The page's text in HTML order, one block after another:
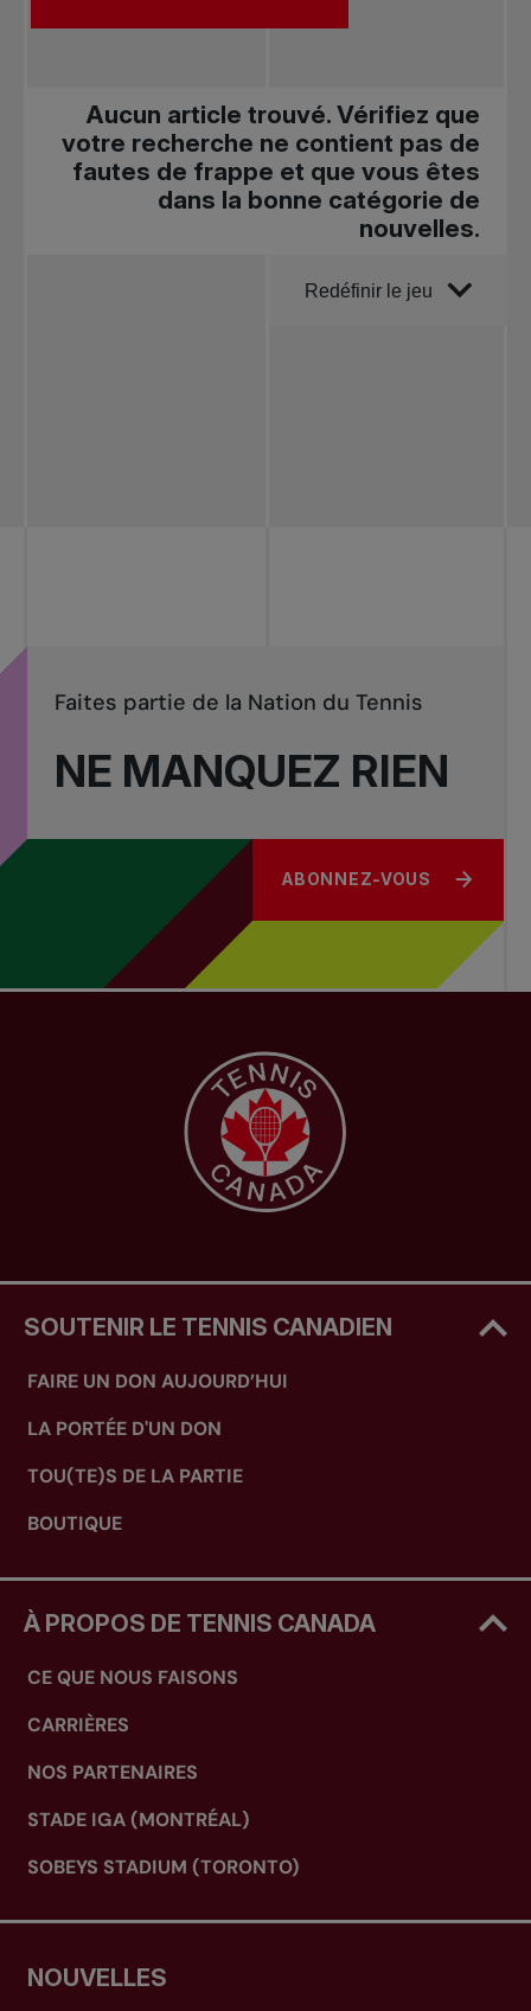
Aucun article trouvé. Vérifiez que
votre recherche ne contient pas de
fautes de frappe et que vous êtes
dans la bonne catégorie de
nouvelles.
Trier par
Redéfinir le jeu
NE MANQUEZ RIEN
Faites partie de la Nation du Tennis
ABONNEZ-VOUS
SOUTENIR LE TENNIS CANADIEN
FAIRE UN DON AUJOURD’HUI
LA PORTÉE D'UN DON
TOU(TE)S DE LA PARTIE
BOUTIQUE
À PROPOS DE TENNIS CANADA
CE QUE NOUS FAISONS
CARRIÈRES
NOS PARTENAIRES
STADE IGA (MONTRÉAL)
SOBEYS STADIUM (TORONTO)
NOUVELLES